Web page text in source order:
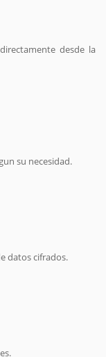
desde la
su necesidad.
datos cifrados.